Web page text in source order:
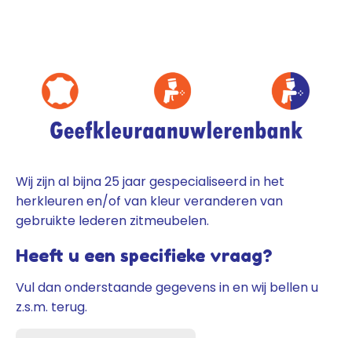
Wij zijn al bijna 25 jaar gespecialiseerd in het
herkleuren en/of van kleur veranderen van
gebruikte lederen zitmeubelen.
Heeft u een specifieke vraag?
Vul dan onderstaande gegevens in en wij bellen u
z.s.m. terug.